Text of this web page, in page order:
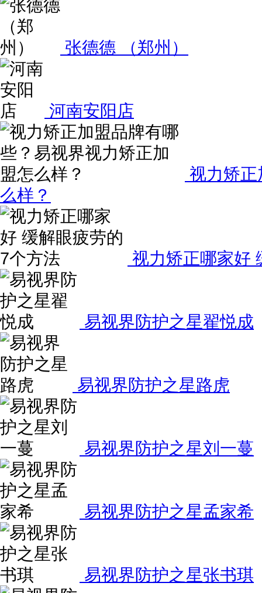
张德德 （郑州）
河南安阳店
视力矫
么样？
视力矫正哪家好
易视界防护之星翟悦成
易视界防护之星路虎
易视界防护之星刘一蔓
易视界防护之星孟家希
易视界防护之星张书琪